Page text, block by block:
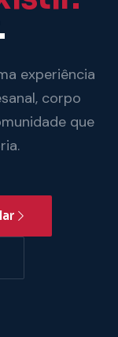
experiência
corpo
que